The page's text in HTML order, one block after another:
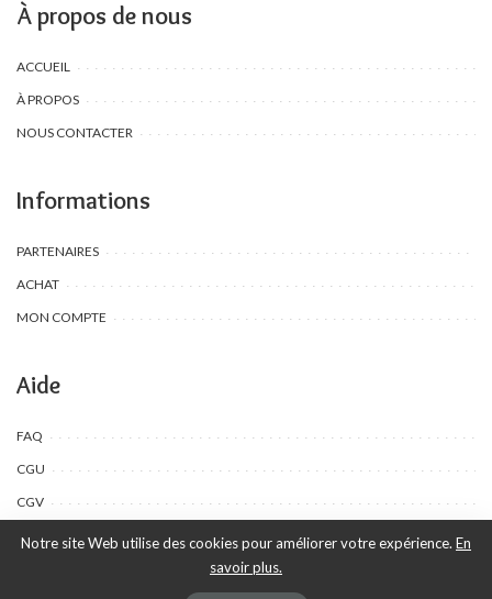
À propos de nous
ACCUEIL
À PROPOS
NOUS CONTACTER
Informations
PARTENAIRES
ACHAT
MON COMPTE
Aide
FAQ
CGU
CGV
©Toombow Kids, 2022 - 2024 - Tous droits réservés | Créé par Ewing
Notre site Web utilise des cookies pour améliorer votre expérience. En
savoir plus.